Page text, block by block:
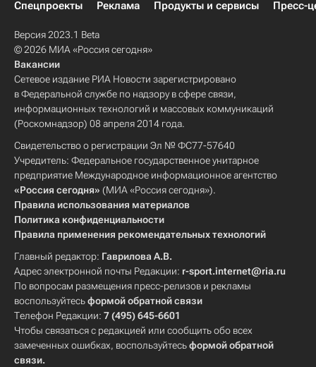
Спецпроекты
Реклама Продукты и сервисы Пресс-
Версия 2023.1 Beta
© 2026 МИА «Россия сегодня»
Вакансии
Сетевое издание РИА Новости зарегистрировано
в Федеральной службе по надзору в сфере связи,
информационных технологий и массовых коммуникаций
(Роскомнадзор) 08 апреля 2014 года.
Свидетельство о регистрации Эл № ФС77-57640
Учредитель: Федеральное государственное унитарное
предприятие Международное информационное агентство
«Россия сегодня» (МИА «Россия сегодня»).
Правила использования материалов
Политика конфиденциальности
Правила применения рекомендательных технологий
Главный редактор: Гаврилова А.В.
Адрес электронной почты Редакции: r-sport.internet@ria.ru
По вопросам размещения пресс-релизов и рекламы
воспользуйтесьформой обратной связи
Телефон Редакции: 7 (495) 645-6601
Чтобы связаться с редакцией или сообщить обо всех
замеченных ошибках, воспользуйтесьформой обратной
связи.